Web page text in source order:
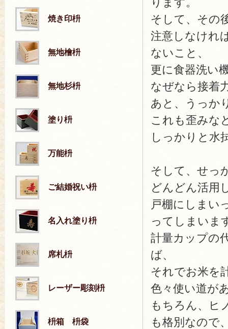
そして、その
注意しなけれ
ないこと、
更に食器洗い
なぜなら接着
あと、うっか
これも歪みな
しっかりと水
そして、せっ
どんどん活用
戸棚にしまい
ってしまいま
計量カップの
ば、
それでお米を
色々使い道が
もちろん、ヒ
も格別なので
焼き印枡
無地檜枡
無地杉枡
塗り枡
万能枡
ご結婚祝い枡
名入れ塗り枡
席札枡
レーザー彫刻枡
枡箱 枡袋